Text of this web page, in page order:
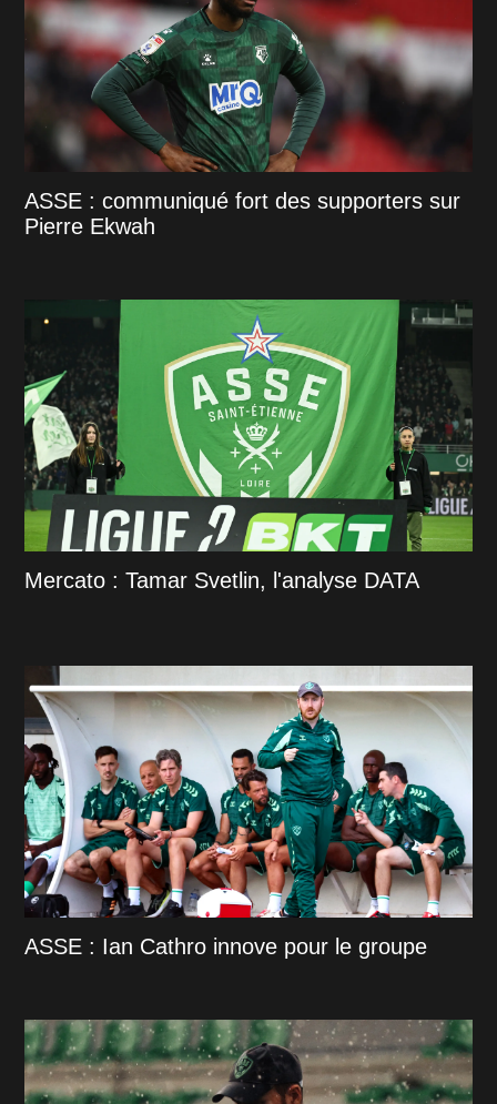
ASSE : communiqué fort des supporters sur
Pierre Ekwah
Mercato : Tamar Svetlin, l'analyse DATA
ASSE : Ian Cathro innove pour le groupe